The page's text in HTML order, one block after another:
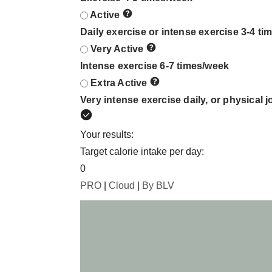
Active
Daily exercise or intense exercise 3-4
Very Active
Intense exercise 6-7 times/week
Extra Active
Very intense exercise daily, or physical
Your results:
Target calorie intake per day:
0
PRO
Cloud By BLV